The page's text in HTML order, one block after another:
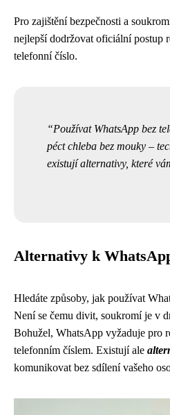
Pro zajištění bezpečnosti a
nejlepší dodržovat oficiální postup
telefonní číslo.
Používat WhatsApp bez
péct chleba bez mouky –
existují alternativy, které
Alternativy k
Hledáte způsoby, jak používat
Není se čemu divit, soukromí je v
Bohužel, WhatsApp vyžaduje pro
telefonním číslem. Existují ale
komunikovat bez sdílení vašeho